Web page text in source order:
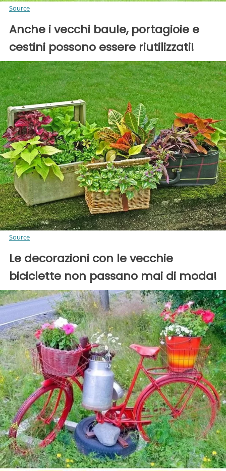
Source
Anche i vecchi baule, portagioie e
cestini possono essere riutilizzati!
Source
Le decorazioni con le vecchie
biciclette non passano mai di moda!